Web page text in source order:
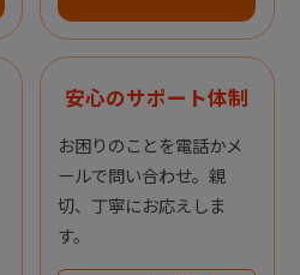
安心のサポート体制
お困りのことを電話かメ
ールで問い合わせ。親
切、丁寧にお応えしま
す。